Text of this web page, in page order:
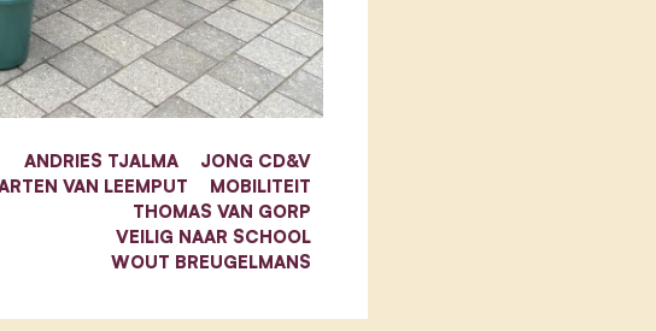
ANDRIES TJALMA
JONG CD&V
VAN LEEMPUT
MOBILITEIT
THOMAS VAN GORP
VEILIG NAAR SCHOOL
WOUT BREUGELMANS